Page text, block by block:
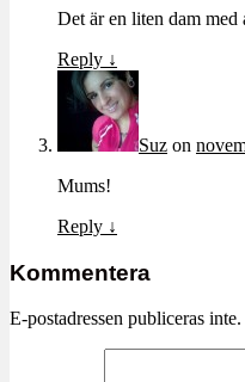
Det är en liten dam
Reply ↓
Suz on
Mums!
Reply ↓
Kommentera
E-postadressen publiceras inte.